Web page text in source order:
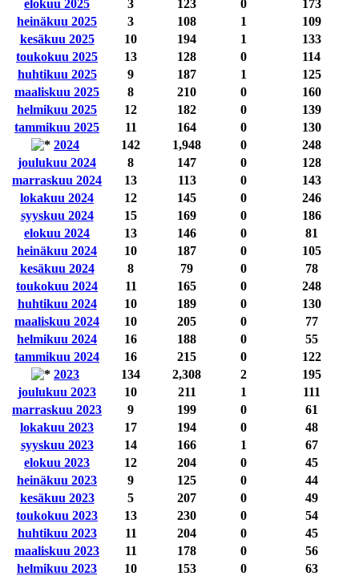
elokuu 2025
3 123 0
173
heinäkuu 2025
3 108 1
109
kesäkuu 2025
10 194 1
133
toukokuu 2025
13 128 0
114
huhtikuu 2025
9 187 1
125
maaliskuu 2025
8 210 0
160
helmikuu 2025
12 182 0
139
tammikuu 2025
11 164 0
130
2024
142 1,948 0
248
joulukuu 2024
8 147 0
128
marraskuu 2024
13 113 0
143
lokakuu 2024
12 145 0
246
syyskuu 2024
15 169 0
186
elokuu 2024
13 146 0
81
heinäkuu 2024
10 187 0
105
kesäkuu 2024
8 79 0
78
toukokuu 2024
11 165 0
248
huhtikuu 2024
10 189 0
130
maaliskuu 2024
10 205 0
77
helmikuu 2024
16 188 0
55
tammikuu 2024
16 215 0
122
2023
134 2,308 2
195
joulukuu 2023
10 211 1
111
marraskuu 2023
9 199 0
61
lokakuu 2023
17 194 0
48
syyskuu 2023
14 166 1
67
elokuu 2023
12 204 0
45
heinäkuu 2023
9 125 0
44
kesäkuu 2023
5 207 0
49
toukokuu 2023
13 230 0
54
huhtikuu 2023
11 204 0
45
maaliskuu 2023
11 178 0
56
helmikuu 2023
10 153 0
63